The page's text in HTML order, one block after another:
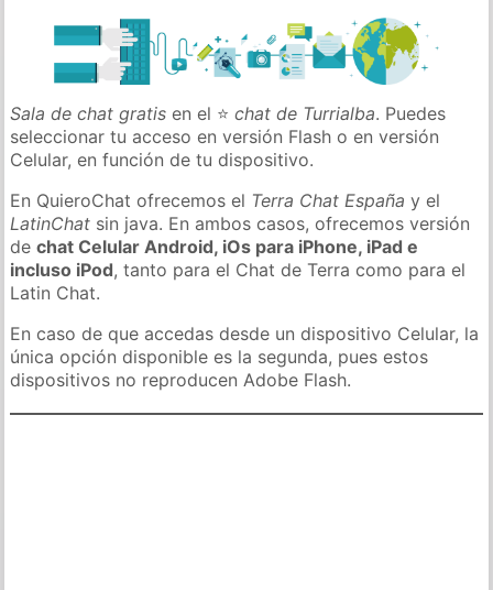
Sala de chat gratis en el ⭐chat de Turrialba. Puedes
seleccionar tu acceso en versión Flash o en versión
Celular, en función de tu dispositivo.
En QuieroChat ofrecemos el Terra Chat España y el
LatinChat sin java. En ambos casos, ofrecemos versión
dechat Celular Android, iOs para iPhone, iPad e
incluso iPod, tanto para el Chat de Terra como para el
Latin Chat.
En caso de que accedas desde un dispositivo Celular, la
única opción disponible es la segunda, pues estos
dispositivos no reproducen Adobe Flash.